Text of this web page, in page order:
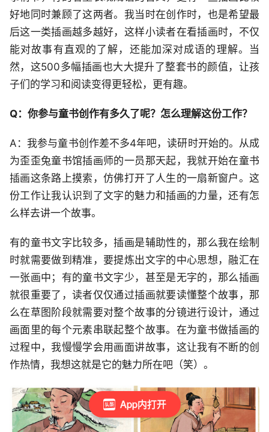
App内打开
好地同时兼顾了这两者。我当时在创作时，也是希望最
后这一类插画越多越好，这样小读者在看插画时，不仅
能对故事有直观的了解，还能加深对成语的理解。当
然，这500多幅插画也大大提升了整套书的颜值，让孩
子们的学习和阅读变得更轻松，更有趣。
Q：你参与童书创作有多久了呢？怎么理解这份工作？
A：我参与童书创作差不多4年吧，读研时开始的。从成
为歪歪兔童书馆插画师的一员那天起，我就开始在童书
插画这条路上摸索，仿佛打开了人生的一扇新窗户。这
份工作让我认识到了文字的魅力和插画的力量，还有怎
么样去讲一个故事。
有的童书文字比较多，插画是辅助性的，那么我在绘制
时就需要做到精准，要提炼出文字的中心思想，融汇在
一张画中；有的童书文字少，甚至是无字的，那么插画
就很重要了，读者仅仅通过插画就要读懂整个故事，那
么在草图阶段就需要对整个故事的分镜进行设计，通过
画面里的每个元素串联起整个故事。在为童书做插画的
过程中，我慢慢学会用画面讲故事，这让我有不断的创
作热情，我想这就是它的魅力所在吧（笑）。